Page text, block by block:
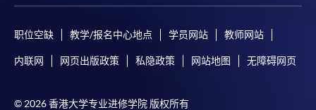
职位空缺 教学/报名中心地点 学员网站 教师网站
内联网 网页出版政策 私隐政策 网站地图 无障碍网页
© 2026 香港大学专业进修学院 版权所有